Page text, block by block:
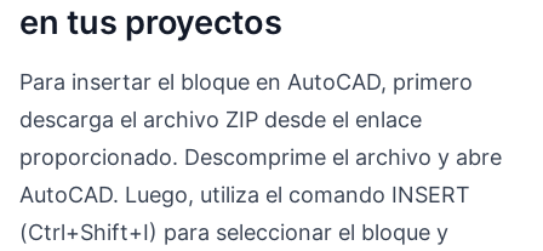
en tus proyectos
Para insertar el bloque en AutoCAD, primero
descarga el archivo ZIP desde el enlace
proporcionado. Descomprime el archivo y abre
AutoCAD. Luego, utiliza el comando INSERT
(Ctrl+Shift+I) para seleccionar el bloque y